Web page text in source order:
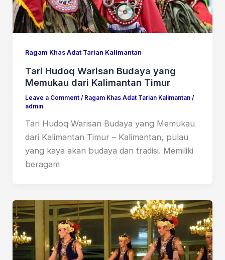
Ragam Khas Adat Tarian Kalimantan
Tari Hudoq Warisan Budaya yang
Memukau dari Kalimantan Timur
Leave a Comment / Ragam Khas Adat Tarian Kalimantan/
admin
Tari Hudoq Warisan Budaya yang Memukau
dari Kalimantan Timur – Kalimantan, pulau
yang kaya akan budaya dan tradisi. Memiliki
beragam